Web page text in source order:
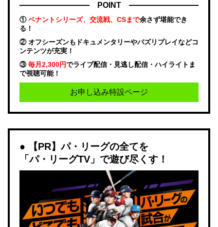
POINT
①ペナントシリーズ、交流戦、CSまで余さず堪能でき
る！
② オフシーズンもドキュメンタリーやバズリプレイなどコ
ンテンツが充実！
③毎月2,300円でライブ配信・見逃し配信・ハイライトま
で視聴可能！
お申し込み特設ページ
【PR】パ・リーグの全てを
「パ・リーグTV」で遊び尽くす！